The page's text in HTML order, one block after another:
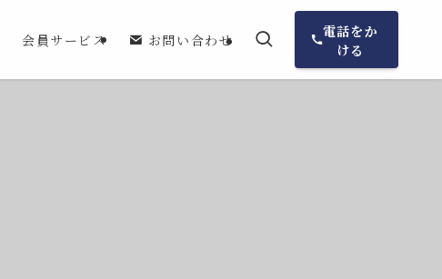
会員サービス お問い合わせ
電話をか
ける